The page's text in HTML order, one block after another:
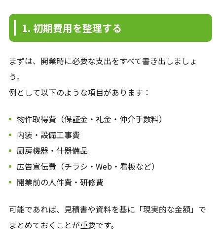
1. 初期費用を整理する
まずは、開業時に必要な支出をすべて書き出しましょ
う。
例として以下のような項目があります：
物件取得費（保証金・礼金・仲介手数料）
内装・設備工事費
厨房機器・什器備品
広告宣伝費（チラシ・Web・看板など）
開業前の人件費・研修費
可能であれば、見積書や資料を基に「現実的な金額」で
まとめておくことが重要です。